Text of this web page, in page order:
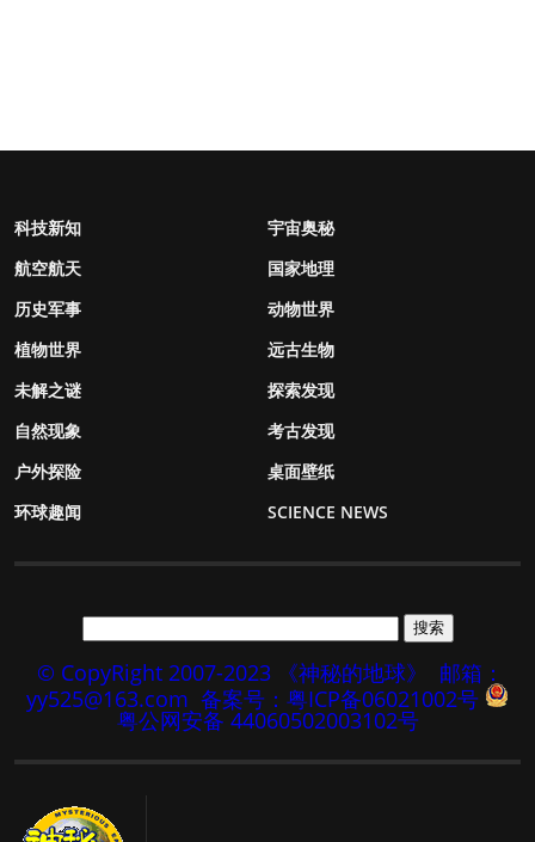
科技新知
宇宙奥秘
航空航天
国家地理
历史军事
动物世界
植物世界
远古生物
未解之谜
探索发现
自然现象
考古发现
户外探险
桌面壁纸
环球趣闻
SCIENCE NEWS
© CopyRight 2007-2023 《神秘的地球》
邮箱：
yy525@163.com 备案号：粤ICP备06021002号
粤公网安备 44060502003102号